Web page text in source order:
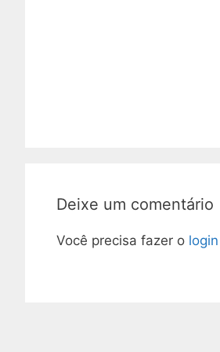
Deixe um comentário
Você precisa fazer o login